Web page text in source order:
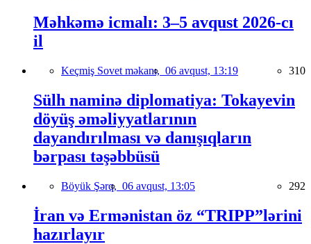
Məhkəmə icmalı: 3–5 avqust 2026-cı
il
Keçmiş Sovet məkanı, 06 avqust, 13:19 310
Sülh naminə diplomatiya: Tokayevin
döyüş əməliyyatlarının
dayandırılması və danışıqların
bərpası təşəbbüsü
Böyük Şərq, 06 avqust, 13:05 292
İran və Ermənistan öz “TRIPP”lərini
hazırlayır